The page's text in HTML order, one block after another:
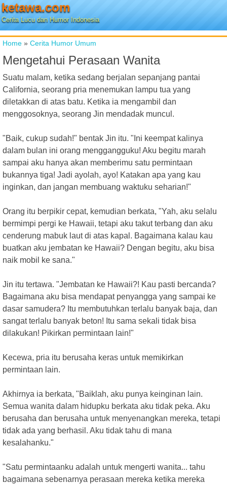
ketawa.com
Cerita Lucu dan Humor Indonesia
Home » Cerita Humor Umum
Mengetahui Perasaan Wanita
Suatu malam, ketika sedang berjalan sepanjang pantai
California, seorang pria menemukan lampu tua yang
diletakkan di atas batu. Ketika ia mengambil dan
menggosoknya, seorang Jin mendadak muncul.
"Baik, cukup sudah!" bentak Jin itu. "Ini keempat kalinya
dalam bulan ini orang menggangguku! Aku begitu marah
sampai aku hanya akan memberimu satu permintaan
bukannya tiga! Jadi ayolah, ayo! Katakan apa yang kau
inginkan, dan jangan membuang waktuku seharian!"
Orang itu berpikir cepat, kemudian berkata, "Yah, aku selalu
bermimpi pergi ke Hawaii, tetapi aku takut terbang dan aku
cenderung mabuk laut di atas kapal. Bagaimana kalau kau
buatkan aku jembatan ke Hawaii? Dengan begitu, aku bisa
naik mobil ke sana."
Jin itu tertawa. "Jembatan ke Hawaii?! Kau pasti bercanda?
Bagaimana aku bisa mendapat penyangga yang sampai ke
dasar samudera? Itu membutuhkan terlalu banyak baja, dan
sangat terlalu banyak beton! Itu sama sekali tidak bisa
dilakukan! Pikirkan permintaan lain!"
Kecewa, pria itu berusaha keras untuk memikirkan
permintaan lain.
Akhirnya ia berkata, "Baiklah, aku punya keinginan lain.
Semua wanita dalam hidupku berkata aku tidak peka. Aku
berusaha dan berusaha untuk menyenangkan mereka, tetapi
tidak ada yang berhasil. Aku tidak tahu di mana
kesalahanku."
"Satu permintaanku adalah untuk mengerti wanita... tahu
bagaimana sebenarnya perasaan mereka ketika mereka